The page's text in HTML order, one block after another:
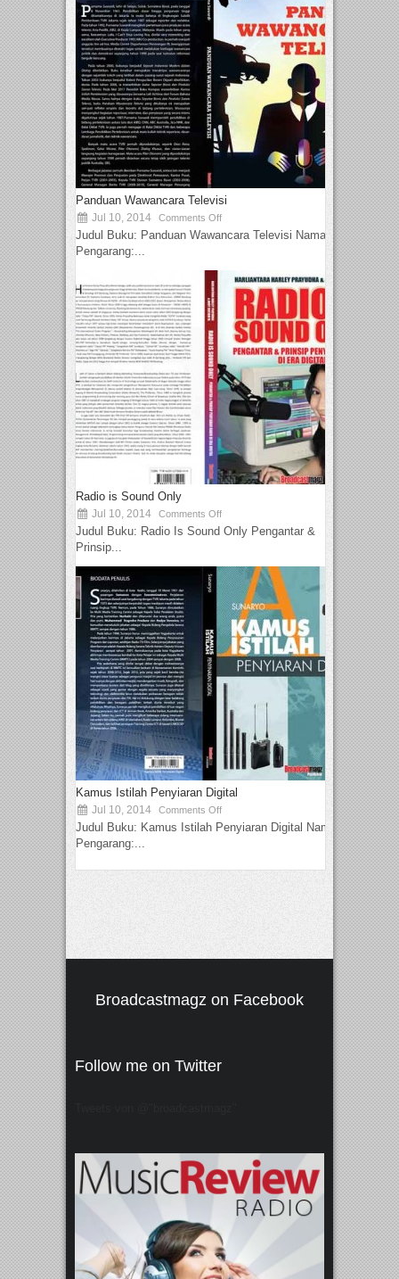
Panduan Wawancara Televisi
Jul 10, 2014 Comments Off
Judul Buku: Panduan Wawancara Televisi Nama
Pengarang:...
Radio is Sound Only
Jul 10, 2014 Comments Off
Judul Buku: Radio Is Sound Only Pengantar &
Prinsip...
Kamus Istilah Penyiaran Digital
Jul 10, 2014 Comments Off
Judul Buku: Kamus Istilah Penyiaran Digital Nama
Pengarang:...
Broadcastmagz on Facebook
Follow me on Twitter